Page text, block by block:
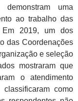
uma
ao trabalho das
Em 2019, um dos
das Coordenações
e seleção
mostraram que
o atendimento
como